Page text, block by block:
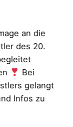
an die
des 20.
Bei
gelangt
Infos zu